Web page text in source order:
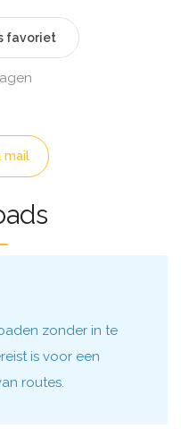
favoriet
mail
zonder in te
is voor een
routes.